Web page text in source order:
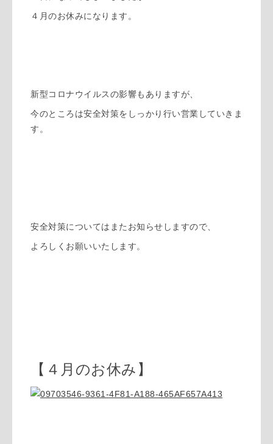
４月のお休みになります。
新型コロナウイルスの影響もありますが、
今のところは安全対策をしっかり行い営業していきま
す。
安全対策についてはまたお知らせしますので、
よろしくお願いいたします。
【４月のお休み】